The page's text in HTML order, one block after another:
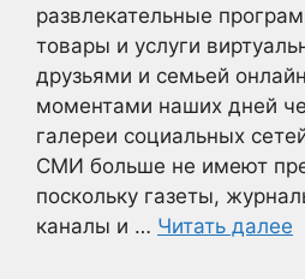
развлекательные
товары и услуги
друзьями и семьей
моментами наших дней
галереи социальных
СМИ больше не имеют
поскольку газеты,
каналы и … Читать далее